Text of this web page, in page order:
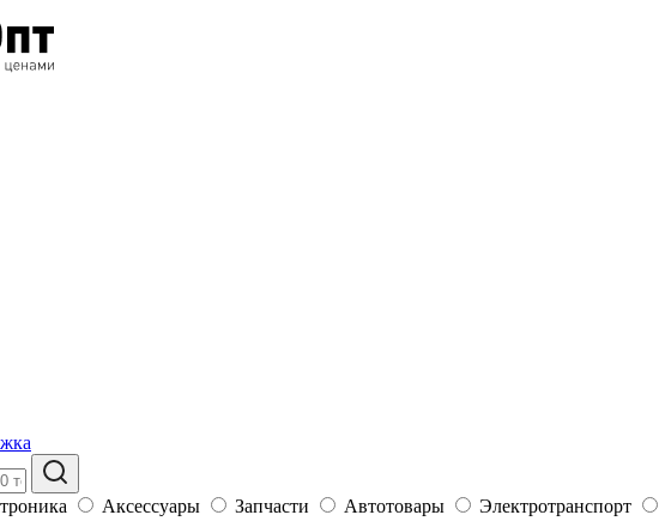
Аксессуары Запчасти Автотовары Электротранспорт